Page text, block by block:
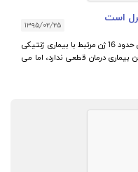
است
۱۳۹۵/۰۲/۲۵
فوق تخصص سردرد و میگرن با بیان اینکه تاکنون حدود 16 ژن مرتبط با بیماری ژنتیکی
درمان قطعی ندارد، اما می